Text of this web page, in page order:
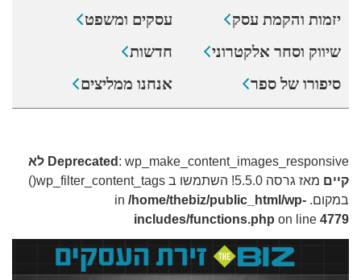
יזמות והקמת עסק
עסקים ומשפט
שיווק וסחר אלקטרוני
חדשות
סיפורו של ספר
אנחנו ממליצים
Deprecated : wp_make_content_images_responsive
לא
קיים
מאז גרסה 5.5.0! השתמשו ב wp_filter_content_tags()
במקום. in /home/thebiz/public_html/wp-
includes/functions.php on line 4779